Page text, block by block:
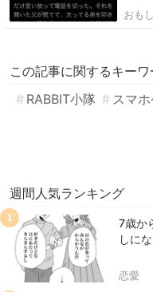
おも
この記事に関するキーワ
RABBIT小隊
スマ
週間人気ランキング
7歳か
しに
恋愛
1